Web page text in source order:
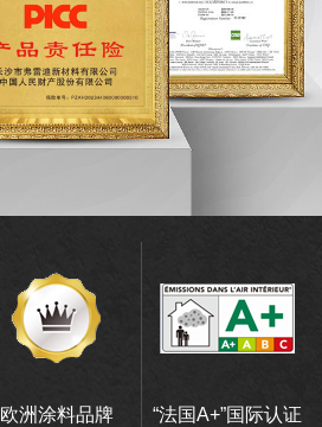
欧洲涂料品牌 “法国A+”国际认证